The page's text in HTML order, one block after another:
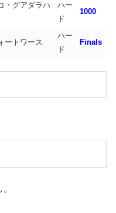
・グアダラハ
ハー
ド
1000
ートワース
ハー
ド
Finals